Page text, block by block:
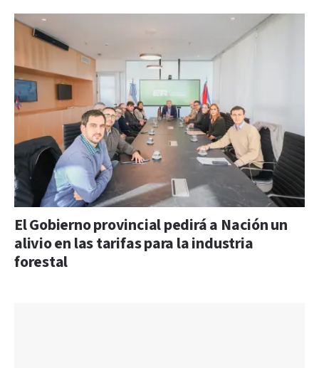
El Gobierno provincial pedirá a Nación un
alivio en las tarifas para la industria
forestal